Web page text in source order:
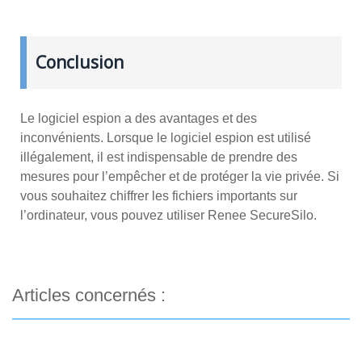
Conclusion
Le logiciel espion a des avantages et des
inconvénients. Lorsque le logiciel espion est utilisé
illégalement, il est indispensable de prendre des
mesures pour l’empêcher et de protéger la vie privée. Si
vous souhaitez chiffrer les fichiers importants sur
l’ordinateur, vous pouvez utiliser Renee SecureSilo.
Articles concernés :